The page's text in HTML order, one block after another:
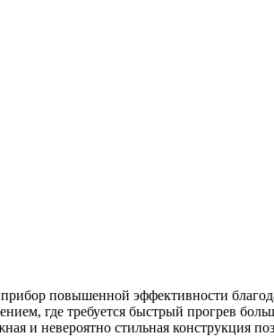
повышенной эффективности
где требуется быстрый прогрев
и невероятно стильная конструкция